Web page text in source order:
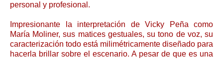
personal y profesional.
Impresionante la interpretación de Vicky Peña como
María Moliner, sus matices gestuales, su tono de voz, su
caracterización todo está milimétricamente diseñado para
hacerla brillar sobre el escenario. A pesar de que es una